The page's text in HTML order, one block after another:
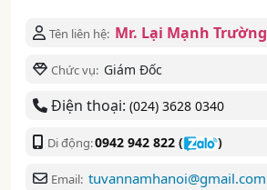
Tên liên hệ: Mr. Lại Mạnh Trường
Chức vụ: Giám Đốc
Điện thoại: (024) 3628 0340
Di động:0942 942 822 ( )
Email: tuvannamhanoi@gmail.com